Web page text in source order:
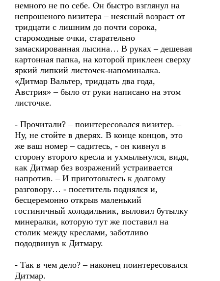
немного не по себе. Он быстро взглянул на
непрошеного визитера – неясный возраст от
тридцати с лишним до почти сорока,
старомодные очки, старательно
замаскированная лысина… В руках – дешевая
картонная папка, на которой приклеен сверху
яркий липкий листочек-напоминалка.
«Дитмар Вальтер, тридцать два года,
Австрия» – было от руки написано на этом
листочке.
- Прочитали? – поинтересовался визитер. –
Ну, не стойте в дверях. В конце концов, это
же ваш номер – садитесь, - он кивнул в
сторону второго кресла и ухмыльнулся, видя,
как Дитмар без возражений устраивается
напротив. – И приготовьтесь к долгому
разговору… - посетитель поднялся и,
бесцеремонно открыв маленький
гостиничный холодильник, выловил бутылку
минералки, которую тут же поставил на
столик между креслами, заботливо
пододвинув к Дитмару.
- Так в чем дело? – наконец поинтересовался
Дитмар.